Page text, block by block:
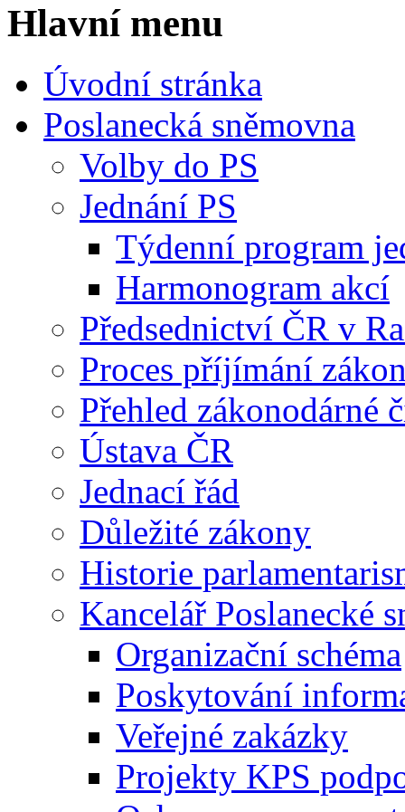
Hlavní menu
Úvodní stránka
Poslanecká sněmovna
Volby do PS
Jednání PS
Týdenní program
Harmonogram akcí
Předsednictví ČR v
Proces příjímání
Přehled zákonodárné
Ústava ČR
Jednací řád
Důležité zákony
Historie
Kancelář Poslanecké
Organizační schéma
Poskytování
Veřejné zakázky
Projekty KPS